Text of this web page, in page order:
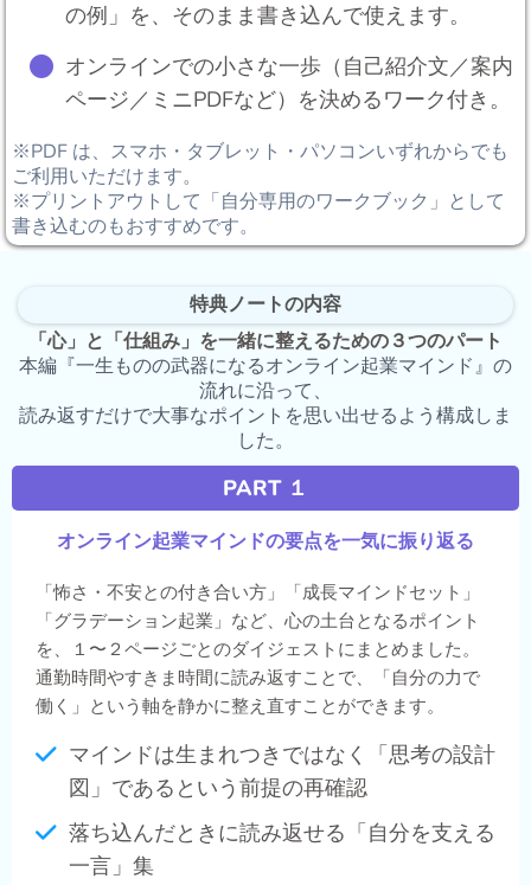
の例」を、そのまま書き込んで使えます。
オンラインでの小さな一歩（自己紹介文／案内
ページ／ミニPDFなど）を決めるワーク付き。
※PDF は、スマホ・タブレット・パソコンいずれからでも
ご利用いただけます。
※プリントアウトして「自分専用のワークブック」として
書き込むのもおすすめです。
特典ノートの内容
「心」と「仕組み」を一緒に整えるための３つのパート
本編『一生ものの武器になるオンライン起業マインド』の
流れに沿って、
読み返すだけで大事なポイントを思い出せるよう構成しま
した。
PART １
オンライン起業マインドの要点を一気に振り返る
「怖さ・不安との付き合い方」「成長マインドセット」
「グラデーション起業」など、心の土台となるポイント
を、１〜２ページごとのダイジェストにまとめました。
通勤時間やすきま時間に読み返すことで、「自分の力で
働く」という軸を静かに整え直すことができます。
マインドは生まれつきではなく「思考の設計
図」であるという前提の再確認
落ち込んだときに読み返せる「自分を支える
一言」集